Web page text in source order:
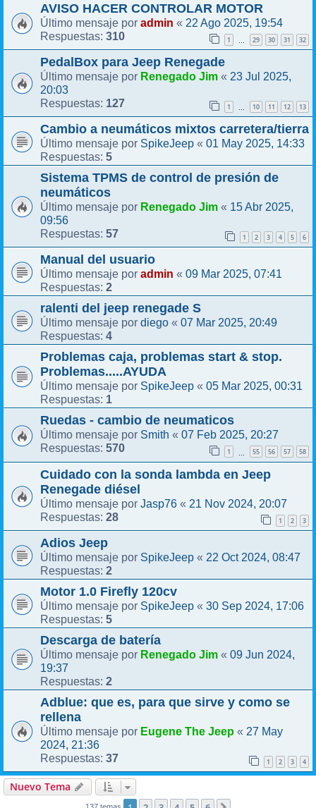
AVISO HACER CONTROLAR MOTOR
Último mensaje por admin « 22 Ago 2025, 19:54
Respuestas: 310 1 … 29 30 31 32
PedalBox para Jeep Renegade
Último mensaje por Renegado Jim « 23 Jul 2025,
20:03
Respuestas: 127 1 … 10 11 12 13
Cambio a neumáticos mixtos carretera/tierra
Último mensaje por SpikeJeep « 01 May 2025, 14:33
Respuestas: 5
Sistema TPMS de control de presión de
neumáticos
Último mensaje por Renegado Jim « 15 Abr 2025,
09:56
Respuestas: 57 1 2 3 4 5 6
Manual del usuario
Último mensaje por admin « 09 Mar 2025, 07:41
Respuestas: 2
ralenti del jeep renegade S
Último mensaje por diego « 07 Mar 2025, 20:49
Respuestas: 4
Problemas caja, problemas start & stop.
Problemas.....AYUDA
Último mensaje por SpikeJeep « 05 Mar 2025, 00:31
Respuestas: 1
Ruedas - cambio de neumaticos
Último mensaje por Smith « 07 Feb 2025, 20:27
Respuestas: 570 1 55 56 57 58
Cuidado con la sonda lambda en Jeep
Renegade diésel
Último mensaje por Jasp76 « 21 Nov 2024, 20:07
Respuestas: 28 1 2 3
Adios Jeep
Último mensaje por SpikeJeep « 22 Oct 2024, 08:47
Respuestas: 2
Motor 1.0 Firefly 120cv
Último mensaje por SpikeJeep « 30 Sep 2024, 17:06
Respuestas: 5
Descarga de batería
Último mensaje por Renegado Jim « 09 Jun 2024,
19:37
Respuestas: 2
Adblue: que es, para que sirve y como se
rellena
Último mensaje por Eugene The Jeep « 27 May
2024, 21:36
Respuestas: 37 1 2 3 4
Nuevo Tema